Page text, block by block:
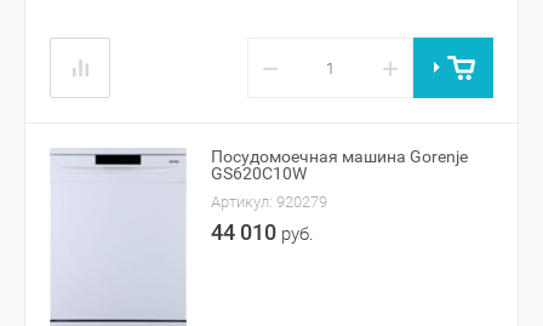
− +
Посудомоечная машина Gorenje
GS620C10W
Артикул: 920279
44 010 руб.